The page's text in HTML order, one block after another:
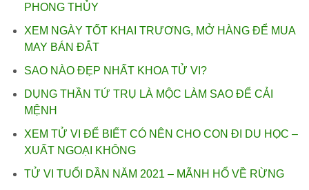
PHONG THỦY
XEM NGÀY TỐT KHAI TRƯƠNG, MỞ HÀNG ĐỂ MUA
MAY BÁN ĐẮT
SAO NÀO ĐẸP NHẤT KHOA TỬ VI?
DỤNG THẦN TỨ TRỤ LÀ MỘC LÀM SAO ĐỂ CẢI
MỆNH
XEM TỬ VI ĐỂ BIẾT CÓ NÊN CHO CON ĐI DU HỌC –
XUẤT NGOẠI KHÔNG
TỬ VI TUỔI DẦN NĂM 2021 – MÃNH HỔ VỀ RỪNG